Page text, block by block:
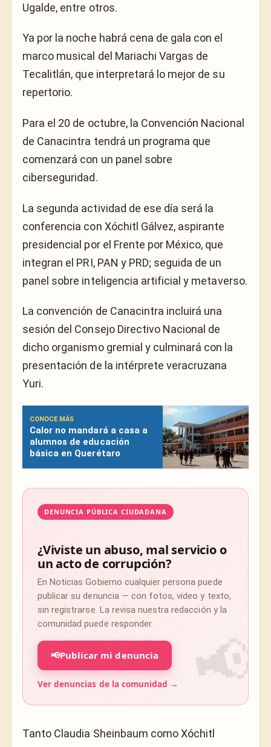
Ugalde, entre otros.
Ya por la noche habrá cena de gala con el
marco musical del Mariachi Vargas de
Tecalitlán, que interpretará lo mejor de su
repertorio.
Para el 20 de octubre, la Convención Nacional
de Canacintra tendrá un programa que
comenzará con un panel sobre
ciberseguridad.
La segunda actividad de ese día será la
conferencia con Xóchitl Gálvez, aspirante
presidencial por el Frente por México, que
integran el PRI, PAN y PRD; seguida de un
panel sobre inteligencia artificial y metaverso.
La convención de Canacintra incluirá una
sesión del Consejo Directivo Nacional de
dicho organismo gremial y culminará con la
presentación de la intérprete veracruzana
Yuri.
CONOCE MÁS
Calor no mandará a casa a
alumnos de educación
básica en Querétaro
DENUNCIA PÚBLICA CIUDADANA
¿Viviste un abuso, mal servicio o
un acto de corrupción?
En Noticias Gobierno cualquier persona puede
publicar su denuncia — con fotos, video y texto,
sin registrarse. La revisa nuestra redacción y la
comunidad puede responder.
📢Publicar mi denuncia
Ver denuncias de la comunidad →
Tanto Claudia Sheinbaum como Xóchitl